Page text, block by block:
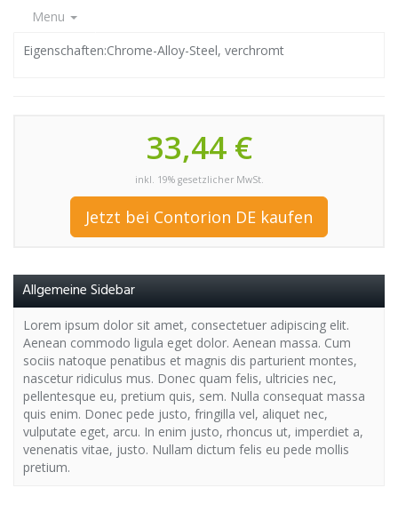
Menu
Eigenschaften:Chrome-Alloy-Steel, verchromt
33,44 €
inkl. 19% gesetzlicher MwSt.
Jetzt bei Contorion DE kaufen
Allgemeine Sidebar
Lorem ipsum dolor sit amet, consectetuer adipiscing elit.
Aenean commodo ligula eget dolor. Aenean massa. Cum
sociis natoque penatibus et magnis dis parturient montes,
nascetur ridiculus mus. Donec quam felis, ultricies nec,
pellentesque eu, pretium quis, sem. Nulla consequat massa
quis enim. Donec pede justo, fringilla vel, aliquet nec,
vulputate eget, arcu. In enim justo, rhoncus ut, imperdiet a,
venenatis vitae, justo. Nullam dictum felis eu pede mollis
pretium.